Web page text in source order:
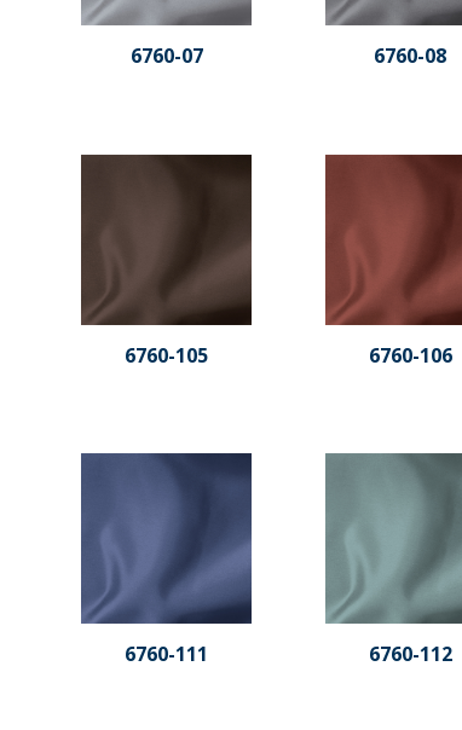
6760-07 6760-08
6760-105 6760-106
6760-111 6760-112